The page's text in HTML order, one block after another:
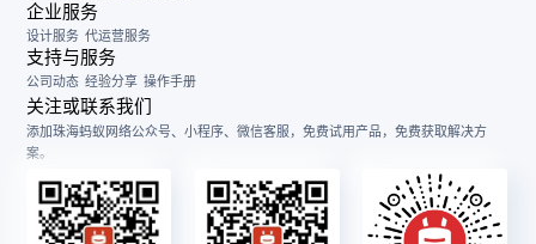
企业服务
设计服务 代运营服务
支持与服务
公司动态 经验分享 操作手册
关注或联系我们
添加珠海蚂蚁网络公众号、小程序、微信客服，免费试用产品，免费获取解决方
案。